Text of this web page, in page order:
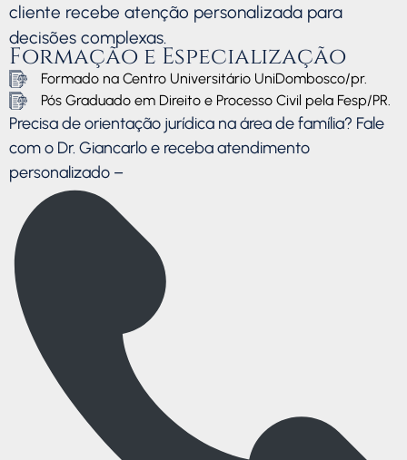
cliente recebe atenção personalizada para
decisões complexas.
Formação e Especialização
Formado na Centro Universitário UniDombosco/pr.
Pós Graduado em Direito e Processo Civil pela Fesp/PR.
Precisa de orientação jurídica na área de família? Fale
com o Dr. Giancarlo e receba atendimento
personalizado –